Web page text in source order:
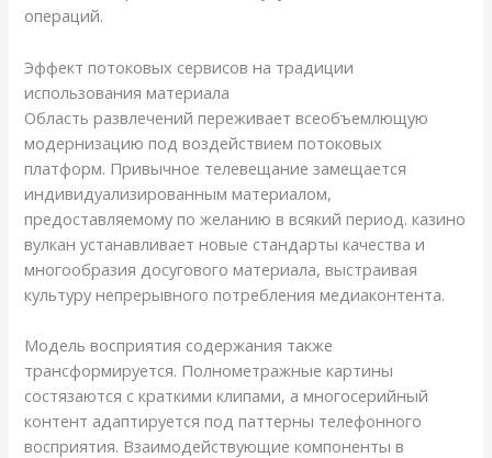
операций.
Эффект потоковых сервисов на традиции
использования материала
Область развлечений переживает всеобъемлющую
модернизацию под воздействием потоковых
платформ. Привычное телевещание замещается
индивидуализированным материалом,
предоставляемому по желанию в всякий период. казино
вулкан устанавливает новые стандарты качества и
многообразия досугового материала, выстраивая
культуру непрерывного потребления медиаконтента.
Модель восприятия содержания также
трансформируется. Полнометражные картины
состязаются с краткими клипами, а многосерийный
контент адаптируется под паттерны телефонного
восприятия. Взаимодействующие компоненты в